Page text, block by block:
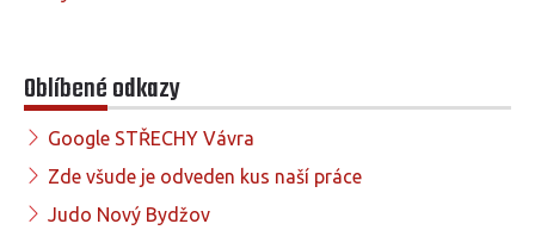
Oblíbené odkazy
Google STŘECHY Vávra
Zde všude je odveden kus naší práce
Judo Nový Bydžov